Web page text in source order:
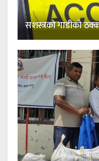
सशस्त्रको गाडीको